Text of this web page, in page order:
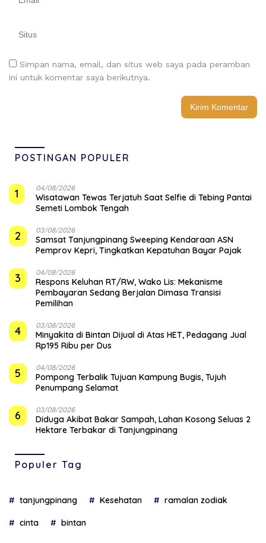
Simpan nama, email, dan situs web saya pada peramban
ini untuk komentar saya berikutnya.
POSTINGAN POPULER
1 04/08/2026
Wisatawan Tewas Terjatuh Saat Selfie di Tebing Pantai
Semeti Lombok Tengah
2 03/08/2026
Samsat Tanjungpinang Sweeping Kendaraan ASN
Pemprov Kepri, Tingkatkan Kepatuhan Bayar Pajak
3 04/08/2026
‎Respons Keluhan RT/RW, Wako Lis: Mekanisme
Pembayaran Sedang Berjalan Dimasa Transisi
Pemilihan
4 03/08/2026
Minyakita di Bintan Dijual di Atas HET, Pedagang Jual
Rp195 Ribu per Dus
5 04/08/2026
Pompong Terbalik Tujuan Kampung Bugis, Tujuh
Penumpang Selamat
6 03/08/2026
Diduga Akibat Bakar Sampah, Lahan Kosong Seluas 2
Hektare Terbakar di Tanjungpinang
Populer Tag
tanjungpinang Kesehatan ramalan zodiak
cinta bintan